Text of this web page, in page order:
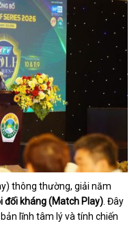
thông thường, giải năm
đối kháng (Match Play) . Đây
lĩnh tâm lý và tính chiến